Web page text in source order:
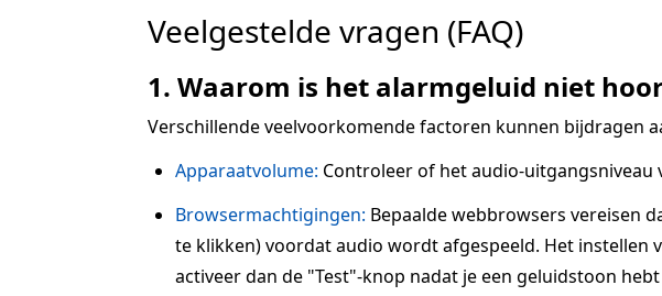
Veelgestelde vragen (FAQ)
1. Waarom is het alarmgeluid niet
Verschillende veelvoorkomende factoren kunnen bijdragen
Apparaatvolume: Controleer of het audio-
Browsermachtigingen: Bepaalde webbrowsers vereisen
te klikken) voordat audio wordt afgespeeld. Het instellen
activeer dan de "Test"-knop nadat je een geluidstoon